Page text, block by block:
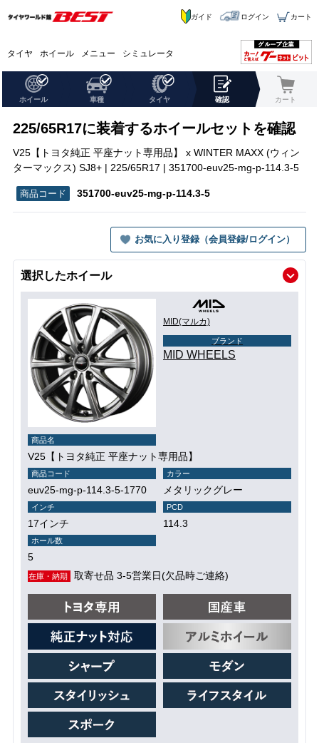
タイヤ ホイール メニュー シミュレータ
ガイド ログイン カート
ホイール 車種 タイヤ 確認 カート
225/65R17に装着するホイールセットを確認
V25【トヨタ純正 平座ナット専用品】 x WINTER MAXX (ウィン
ターマックス) SJ8+ | 225/65R17 | 351700-euv25-mg-p-114.3-5
351700-euv25-mg-p-114.3-5
お気に入り登録（会員登録/ログイン）
選択したホイール
MID(マルカ)
ブランド
MID WHEELS
商品名
V25【トヨタ純正 平座ナット専用品】
商品コード
euv25-mg-p-114.3-5-1770
カラー
メタリックグレー
インチ
17インチ
PCD
114.3
ホール数
5
在庫・納期 取寄せ品 3-5営業日(欠品時ご連絡)